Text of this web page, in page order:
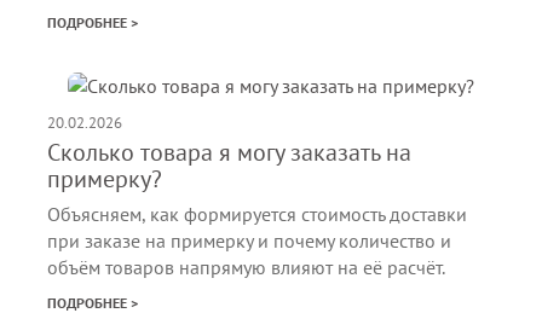
ПОДРОБНЕЕ >
20.02.2026
Сколько товара я могу заказать на
примерку?
Объясняем, как формируется стоимость доставки
при заказе на примерку и почему количество и
объём товаров напрямую влияют на её расчёт.
ПОДРОБНЕЕ >